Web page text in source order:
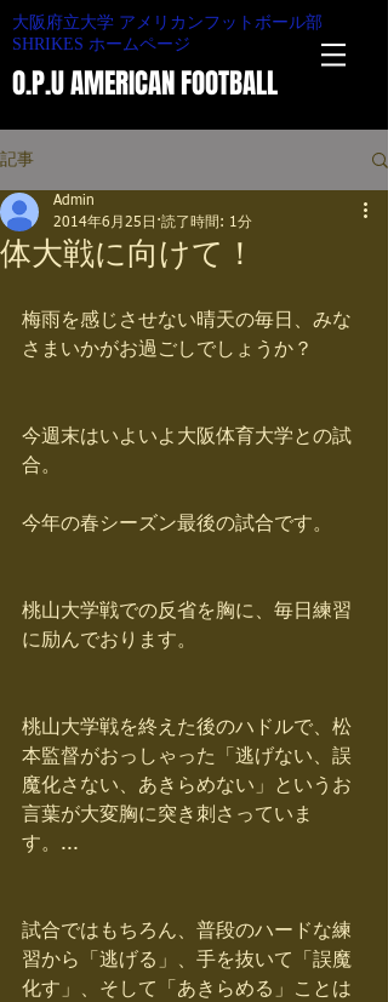
O.P.U AMERICAN FOOTBALL
大阪府立大学 アメリカンフットボール部
SHRIKES ホームページ
記事
体大戦に向けて！
Admin
2014年6月25日 読了時間: 1分
梅雨を感じさせない晴天の毎日、みな
さまいかがお過ごしでしょうか？
今週末はいよいよ大阪体育大学との試
合。
今年の春シーズン最後の試合です。
桃山大学戦での反省を胸に、毎日練習
に励んでおります。
桃山大学戦を終えた後のハドルで、松
本監督がおっしゃった「逃げない、誤
魔化さない、あきらめない」というお
言葉が大変胸に突き刺さっていま
す。...
試合ではもちろん、普段のハードな練
習から「逃げる」、手を抜いて「誤魔
化す」、そして「あきらめる」ことは